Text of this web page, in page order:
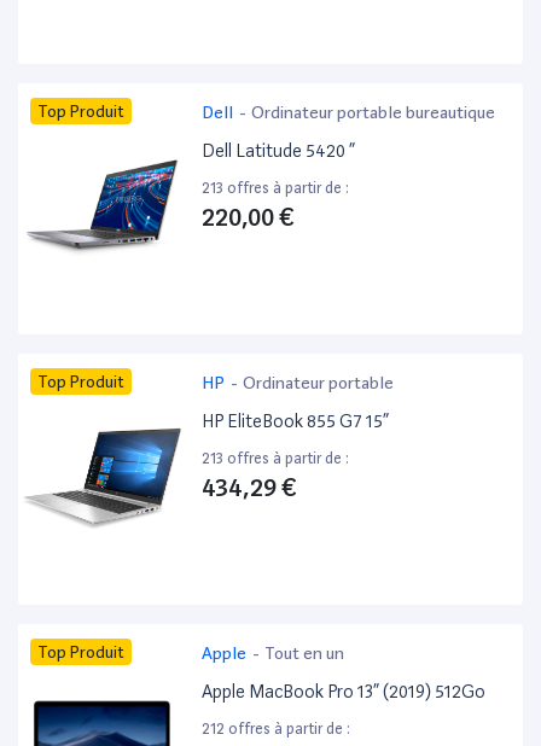
Top Produit Dell - Ordinateur portable bureautique
Dell Latitude 5420 ”
213 offres à partir de :
220,00 €
Top Produit HP - Ordinateur portable
HP EliteBook 855 G7 15”
213 offres à partir de :
434,29 €
Top Produit Apple - Tout en un
Apple MacBook Pro 13” (2019) 512Go
212 offres à partir de :